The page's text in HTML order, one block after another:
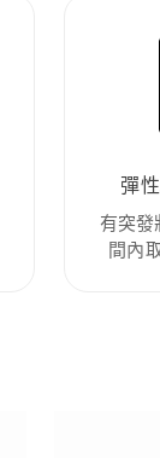
彈
有突
間內